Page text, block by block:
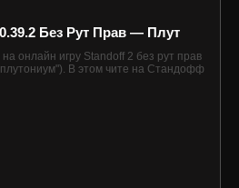
Без Рут Прав — Плут
онлайн игру Standoff 2 без рут прав
В этом чите на Стандофф